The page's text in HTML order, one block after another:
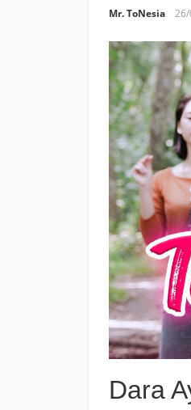
Mr. ToNesia
Dara